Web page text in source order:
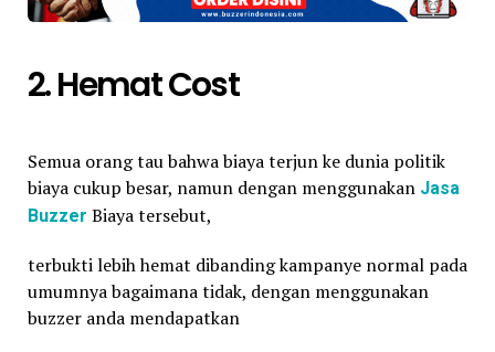
2. Hemat Cost
Semua orang tau bahwa biaya terjun ke dunia politik
biaya cukup besar, namun dengan menggunakan Jasa
Buzzer Biaya tersebut,
terbukti lebih hemat dibanding kampanye normal pada
umumnya bagaimana tidak, dengan menggunakan
buzzer anda mendapatkan